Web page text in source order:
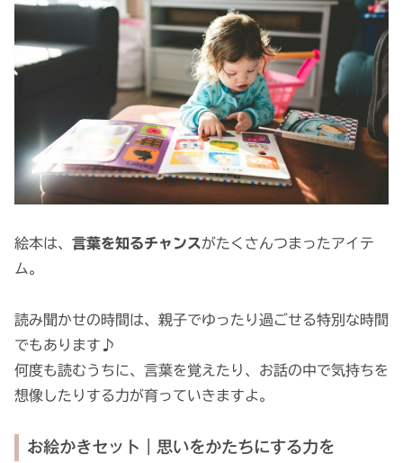
絵本は、 言葉を知るチャンスがたくさんつまったアイテ
ム。
読み聞かせの時間は、親子でゆったり過ごせる特別な時間
でもあります♪
何度も読むうちに、言葉を覚えたり、お話の中で気持ちを
想像したりする力が育っていきますよ。
お絵かきセット｜思いをかたちにする力を